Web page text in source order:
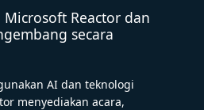
Reactor dan
secara
AI dan teknologi
menyediakan acara,